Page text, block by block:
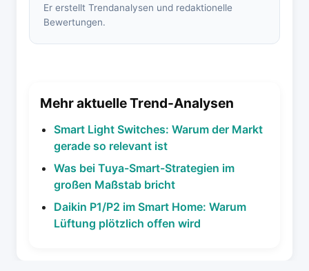
Er erstellt Trendanalysen und redaktionelle
Bewertungen.
Mehr aktuelle Trend-Analysen
Smart Light Switches: Warum der Markt
gerade so relevant ist
Was bei Tuya-Smart-Strategien im
großen Maßstab bricht
Daikin P1/P2 im Smart Home: Warum
Lüftung plötzlich offen wird